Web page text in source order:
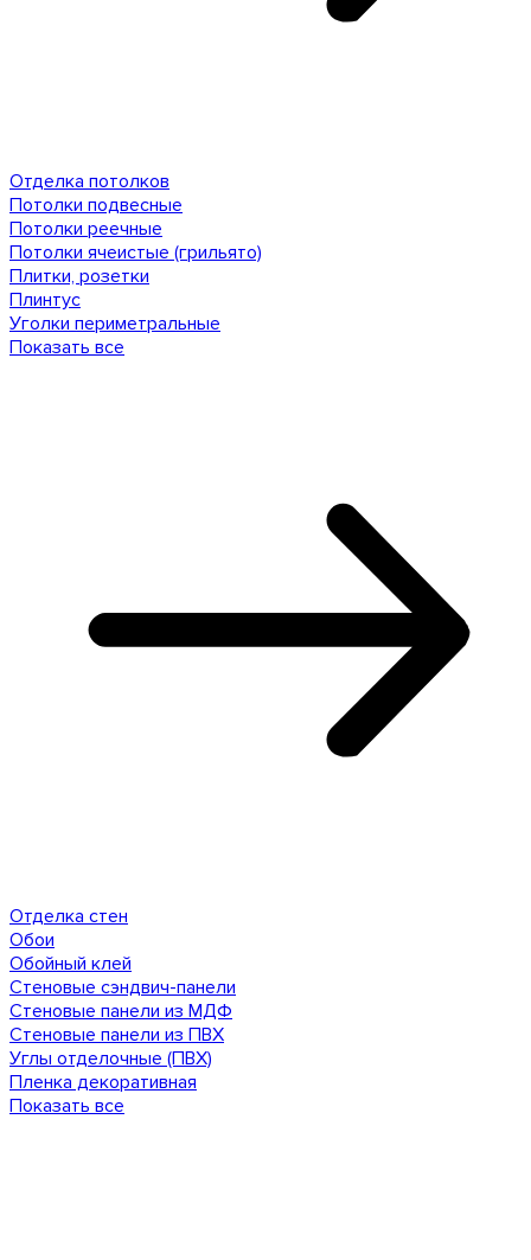
Отделка потолков
Потолки подвесные
Потолки реечные
Потолки ячеистые (грильято)
Плитки, розетки
Плинтус
Уголки периметральные
Показать все
Отделка стен
Обои
Обойный клей
Стеновые сэндвич-панели
Стеновые панели из МДФ
Стеновые панели из ПВХ
Углы отделочные (ПВХ)
Пленка декоративная
Показать все